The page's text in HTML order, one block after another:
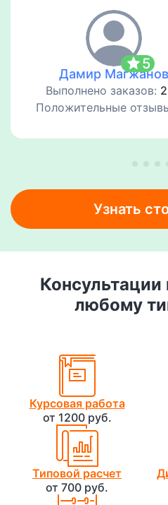
star5
Дамир Магжанов
Выполнено заказов:
Положительные
Узнать
любому
Курсовая работа
от 1200 руб.
Типовой расчет
от 700 руб.